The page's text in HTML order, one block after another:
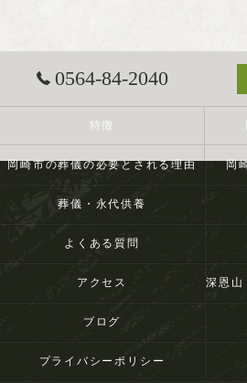
0564-84-2040
特徴
岡崎市の葬儀の必要とされる理由 岡
葬儀・永代供養
よくある質問
アクセス
ブログ
プライバシーポリシー